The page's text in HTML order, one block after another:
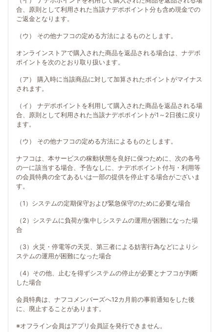
合、原則として利用された当該ナデポポイント分も含め現金での
ご返金となります。
（ウ） その他ナフコの定める方法によるものとします。
オンラインストアで購入された商品を返品される場合は、ナデポ
ポイントを次のとおり取り扱います。
（ア） 購入時に当該商品に対して加算されたポイントがマイナス
されます。
（イ） ナデポポイントを利用して購入された商品を返品される場
合、原則として利用された当該ナデポポイントが1～2日後に戻り
ます。
（ウ） その他ナフコの定める方法によるものとします。
ナフコは、本サービスの稼動状態を良好に保つために、次の各号
の一に該当する場合、予告なしに、ナデポポイント付与・利用等
の会員特典の全てあるいは一部の提供を停止する場合がございま
す。
（1）システムの定期保守および緊急保守のために必要な場合
（2）システムに負荷が集中しシステムの運用が困難になった場
合
（3）火災・停電等の天災、第三者による妨害行為などによりシ
ステムの運用が困難になった場合
（4）その他、止むを得ずシステムの停止が必要とナフコが判断
した場合
会員特典は、ナフコメンバーズへ12カ月前の事前通知をした後
に、廃止することがあります。
※オフライン会員はアプリ会員証を発行できません。